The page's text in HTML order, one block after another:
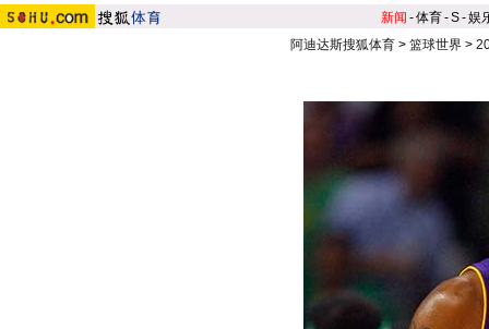
新闻 -体育-S-娱
阿迪达斯搜狐体育> 篮球世界>